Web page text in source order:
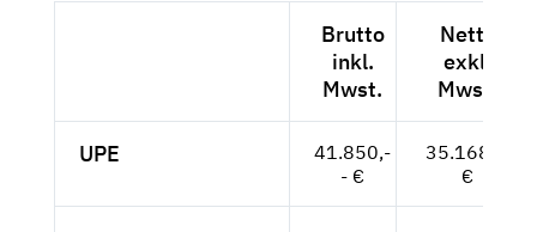
Brutto
inkl.
Mwst.
Netto
exkl.
Mwst.
UPE
41.850,-
- €
35.168,--
€